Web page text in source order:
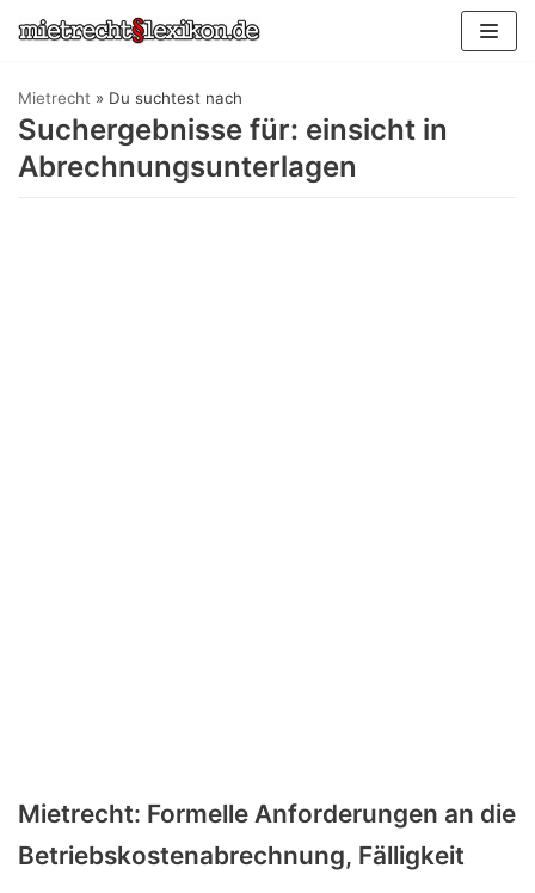
Zum
springen
Mietrecht » Du suchtest nach
Suchergebnisse für: einsicht in
Abrechnungsunterlagen
Mietrecht: Formelle Anforderungen an die
Betriebskostenabrechnung, Fälligkeit